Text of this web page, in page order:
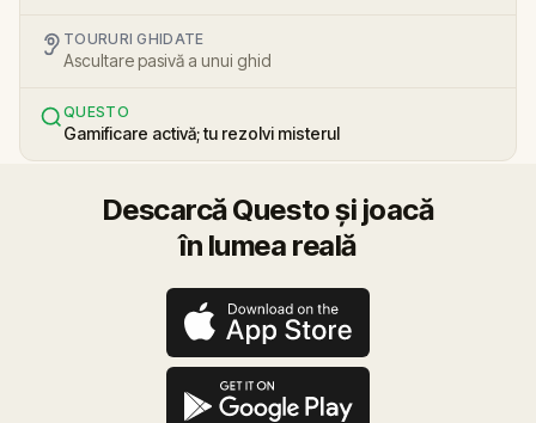
TOURURI GHIDATE
Ascultare pasivă a unui ghid
QUESTO
Gamificare activă; tu rezolvi misterul
Descarcă Questo și joacă
în lumea reală